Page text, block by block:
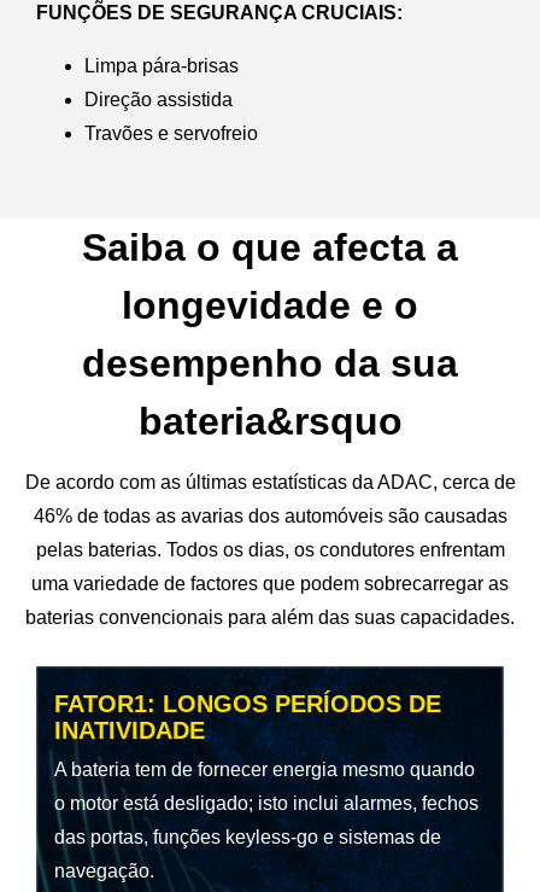
FUNÇÕES DE SEGURANÇA CRUCIAIS:
Limpa pára-brisas
Direção assistida
Travões e servofreio
Saiba o que afecta a
longevidade e o
desempenho da sua
bateria&rsquo
De acordo com as últimas estatísticas da ADAC, cerca de
46% de todas as avarias dos automóveis são causadas
pelas baterias. Todos os dias, os condutores enfrentam
uma variedade de factores que podem sobrecarregar as
baterias convencionais para além das suas capacidades.
FATOR1: LONGOS PERÍODOS DE
INATIVIDADE
A bateria tem de fornecer energia mesmo quando
o motor está desligado; isto inclui alarmes, fechos
das portas, funções keyless-go e sistemas de
navegação.